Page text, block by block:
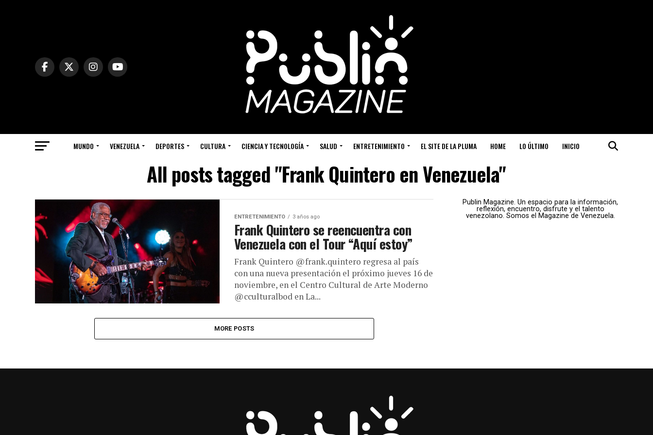
MUNDO VENEZUELA DEPORTES CULTURA CIENCIA Y TECNOLOGÍA SALUD ENTRETENIMIENTO EL SITE DE LA PLUMA HOME LO ÚLTIMO INICIO
All posts tagged "Frank Quintero en Venezuela"
ENTRETENIMIENTO 3 años ago
Frank Quintero se reencuentra con
Venezuela con el Tour “Aquí estoy”
Frank Quintero @frank.quintero regresa al país
con una nueva presentación el próximo jueves 16 de
noviembre, en el Centro Cultural de Arte Moderno
@cculturalbod en La...
MORE POSTS
Publin Magazine. Un espacio para la información,
reflexión, encuentro, disfrute y el talento
venezolano. Somos el Magazine de Venezuela.